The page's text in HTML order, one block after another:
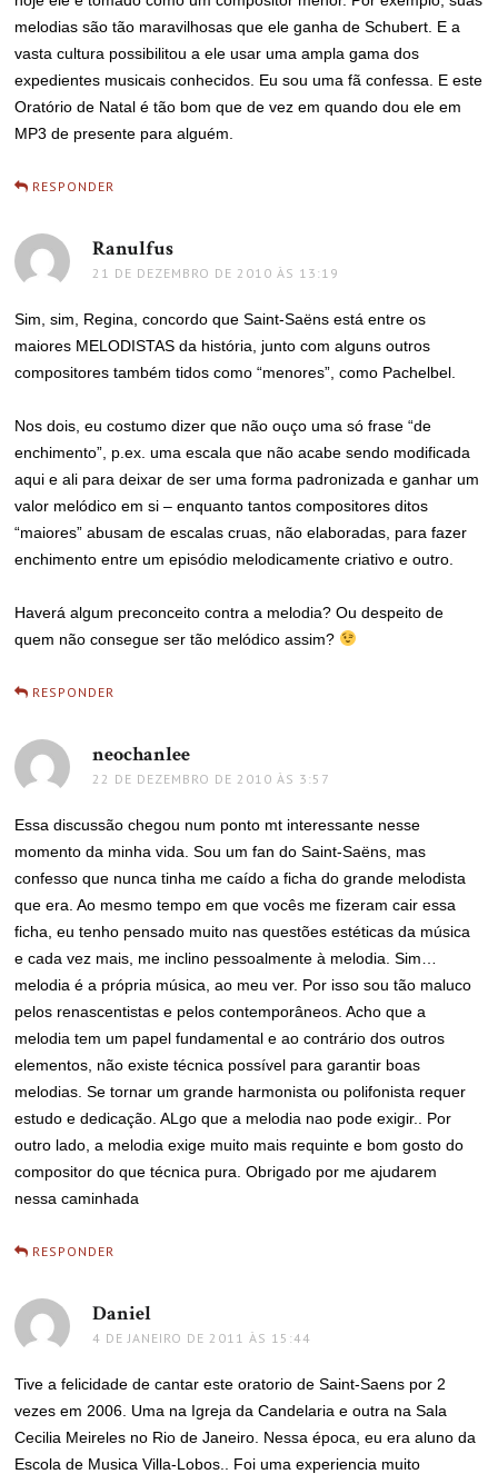
melodias são tão maravilhosas que ele ganha de Schubert. E a
vasta cultura possibilitou a ele usar uma ampla gama dos
expedientes musicais conhecidos. Eu sou uma fã confessa. E este
Oratório de Natal é tão bom que de vez em quando dou ele em
MP3 de presente para alguém.
RESPONDER
Ranulfus
21 DE DEZEMBRO DE 2010 ÀS 13:19
Sim, sim, Regina, concordo que Saint-Saëns está entre os
maiores MELODISTAS da história, junto com alguns outros
compositores também tidos como “menores”, como Pachelbel.
Nos dois, eu costumo dizer que não ouço uma só frase “de
enchimento”, p.ex. uma escala que não acabe sendo modificada
aqui e ali para deixar de ser uma forma padronizada e ganhar um
valor melódico em si – enquanto tantos compositores ditos
“maiores” abusam de escalas cruas, não elaboradas, para fazer
enchimento entre um episódio melodicamente criativo e outro.
Haverá algum preconceito contra a melodia? Ou despeito de
quem não consegue ser tão melódico assim?
RESPONDER
neochanlee
22 DE DEZEMBRO DE 2010 ÀS 3:57
Essa discussão chegou num ponto mt interessante nesse
momento da minha vida. Sou um fan do Saint-Saëns, mas
confesso que nunca tinha me caído a ficha do grande melodista
que era. Ao mesmo tempo em que vocês me fizeram cair essa
ficha, eu tenho pensado muito nas questões estéticas da música
e cada vez mais, me inclino pessoalmente à melodia. Sim…
melodia é a própria música, ao meu ver. Por isso sou tão maluco
pelos renascentistas e pelos contemporâneos. Acho que a
melodia tem um papel fundamental e ao contrário dos outros
elementos, não existe técnica possível para garantir boas
melodias. Se tornar um grande harmonista ou polifonista requer
estudo e dedicação. ALgo que a melodia nao pode exigir.. Por
outro lado, a melodia exige muito mais requinte e bom gosto do
compositor do que técnica pura. Obrigado por me ajudarem
nessa caminhada
RESPONDER
Daniel
4 DE JANEIRO DE 2011 ÀS 15:44
Tive a felicidade de cantar este oratorio de Saint-Saens por 2
vezes em 2006. Uma na Igreja da Candelaria e outra na Sala
Cecilia Meireles no Rio de Janeiro. Nessa época, eu era aluno da
Escola de Musica Villa-Lobos.. Foi uma experiencia muito